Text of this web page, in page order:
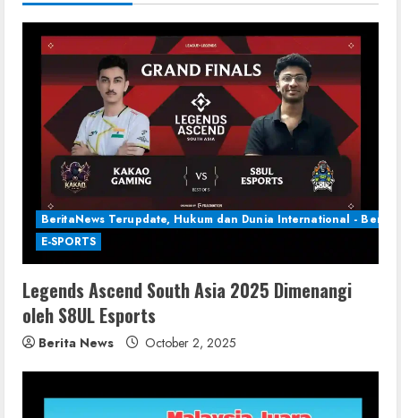
BeritaNews Terupdate, Hukum dan Dunia International - Berita
E-SPORTS
Legends Ascend South Asia 2025 Dimenangi
oleh S8UL Esports
Berita News October 2, 2025